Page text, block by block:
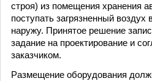
строя) из помещения хранения
поступать загрязненный
наружу. Принятое решение
задание на проектирование и
заказчиком.
Размещение оборудования